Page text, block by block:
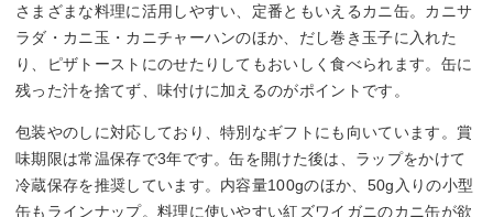
さまざまな料理に活用しやすい、定番ともいえるカニ缶。カニサ
ラダ・カニ玉・カニチャーハンのほか、だし巻き玉子に入れた
り、ピザトーストにのせたりしてもおいしく食べられます。缶に
残った汁を捨てず、味付けに加えるのがポイントです。
包装やのしに対応しており、特別なギフトにも向いています。賞
味期限は常温保存で3年です。缶を開けた後は、ラップをかけて
冷蔵保存を推奨しています。内容量100gのほか、50g入りの小型
缶もラインナップ。料理に使いやすい紅ズワイガニのカニ缶が欲